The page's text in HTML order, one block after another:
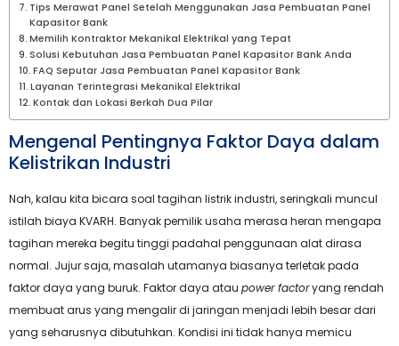
Tips Merawat Panel Setelah Menggunakan Jasa Pembuatan Panel
Kapasitor Bank
Memilih Kontraktor Mekanikal Elektrikal yang Tepat
Solusi Kebutuhan Jasa Pembuatan Panel Kapasitor Bank Anda
FAQ Seputar Jasa Pembuatan Panel Kapasitor Bank
Layanan Terintegrasi Mekanikal Elektrikal
Kontak dan Lokasi Berkah Dua Pilar
Mengenal Pentingnya Faktor Daya dalam
Kelistrikan Industri
Nah, kalau kita bicara soal tagihan listrik industri, seringkali muncul
istilah biaya KVARH. Banyak pemilik usaha merasa heran mengapa
tagihan mereka begitu tinggi padahal penggunaan alat dirasa
normal. Jujur saja, masalah utamanya biasanya terletak pada
faktor daya yang buruk. Faktor daya atau power factoryang rendah
membuat arus yang mengalir di jaringan menjadi lebih besar dari
yang seharusnya dibutuhkan. Kondisi ini tidak hanya memicu